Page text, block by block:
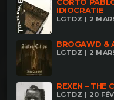
CORTO
IDIOCRATIE
LGTDZ | 2
BROGAWD &
LGTDZ | 2
REXEN – THE
LGTDZ | 20